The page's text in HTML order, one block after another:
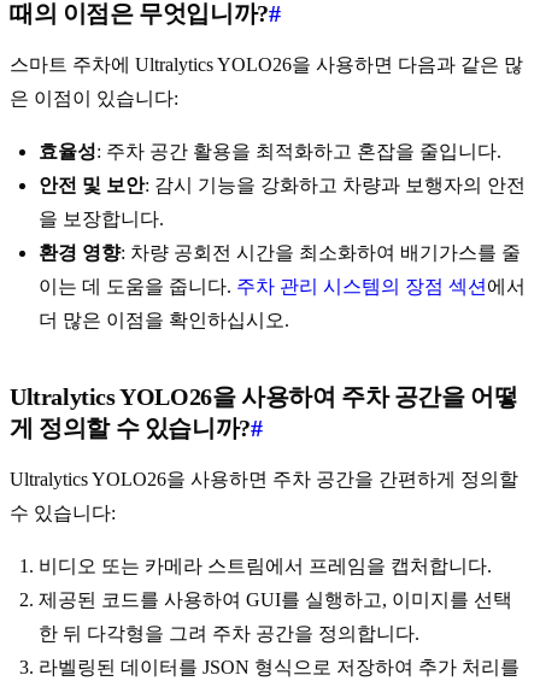
때의 이점은 무엇입니까?#
스마트 주차에 Ultralytics YOLO26을 사용하면 다음과 같은 많
은 이점이 있습니다:
효율성: 주차 공간 활용을 최적화하고 혼잡을 줄입니다.
안전 및 보안: 감시 기능을 강화하고 차량과 보행자의 안전
을 보장합니다.
환경 영향: 차량 공회전 시간을 최소화하여 배기가스를 줄
이는 데 도움을 줍니다. 주차 관리 시스템의 장점 섹션 에서
더 많은 이점을 확인하십시오.
Ultralytics YOLO26을 사용하여 주차 공간을 어떻
게 정의할 수 있습니까?#
Ultralytics YOLO26을 사용하면 주차 공간을 간편하게 정의할
수 있습니다:
비디오 또는 카메라 스트림에서 프레임을 캡처합니다.
제공된 코드를 사용하여 GUI를 실행하고, 이미지를 선택
한 뒤 다각형을 그려 주차 공간을 정의합니다.
라벨링된 데이터를 JSON 형식으로 저장하여 추가 처리를